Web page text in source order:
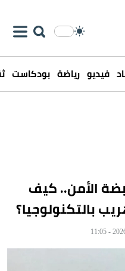
فيديو رياضة بودكاست
الأمن.. كيف
بالتكنولوجيا؟